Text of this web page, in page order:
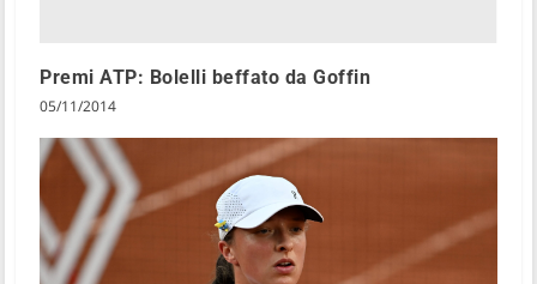
Premi ATP: Bolelli beffato da Goffin
05/11/2014